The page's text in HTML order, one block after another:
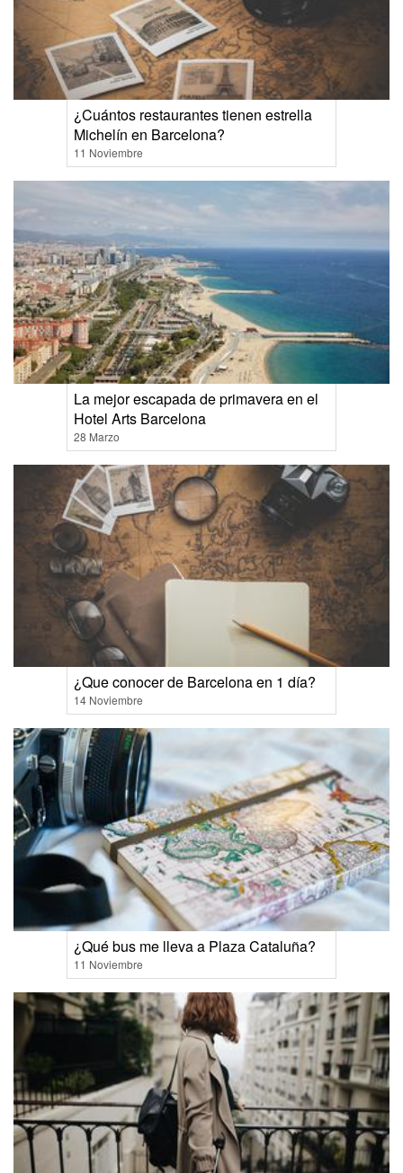
¿Cuántos restaurantes tienen estrella
Michelín en Barcelona?
11 Noviembre
La mejor escapada de primavera en el
Hotel Arts Barcelona
28 Marzo
¿Que conocer de Barcelona en 1 día?
14 Noviembre
¿Qué bus me lleva a Plaza Cataluña?
11 Noviembre